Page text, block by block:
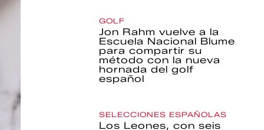
GOLF
Jon Rahm vuelve a la
Escuela Nacional Blume
para compartir su
método con la nueva
hornada del golf
español
SELECCIONES ESPAÑOLAS
Los Leones, con seis